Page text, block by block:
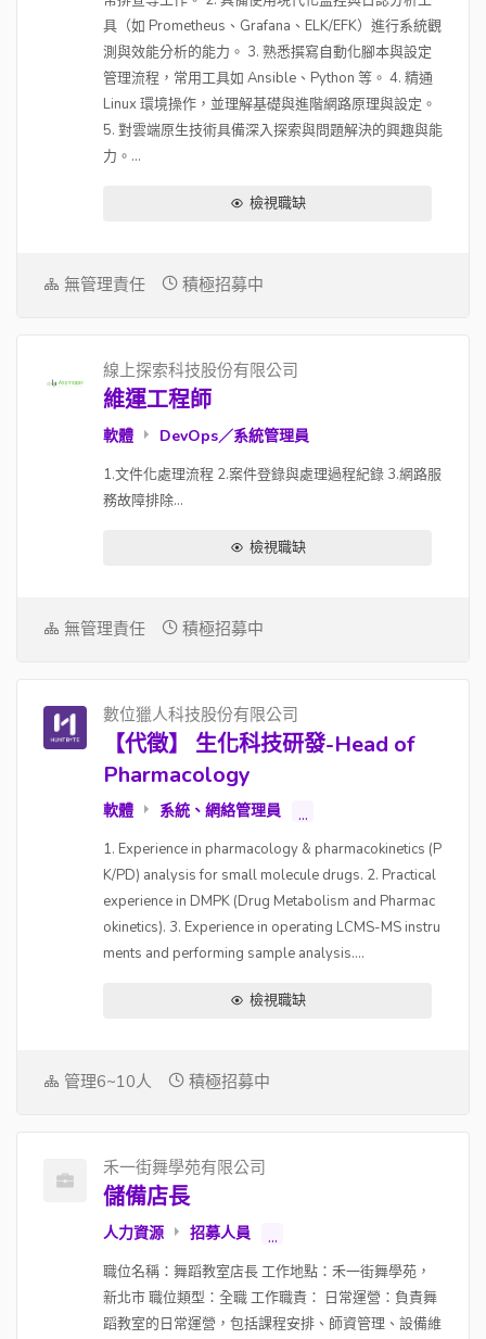
具（如 Prometheus、Grafana、ELK/EFK）進行系統觀
測與效能分析的能力。 3. 熟悉撰寫自動化腳本與設定
管理流程，常用工具如 Ansible、Python 等。 4. 精通
Linux 環境操作，並理解基礎與進階網路原理與設定。
5. 對雲端原生技術具備深入探索與問題解決的興趣與能
力。...
檢視職缺
無管理責任 積極招募中
線上探索科技股份有限公司
維運工程師
軟體 DevOps／系統管理員
1.文件化處理流程 2.案件登錄與處理過程紀錄 3.網路服
務故障排除...
檢視職缺
無管理責任 積極招募中
數位獵人科技股份有限公司
【代徵】 生化科技研發-Head of
Pharmacology
軟體 系統、網絡管理員 ...
1. Experience in pharmacology & pharmacokinetics (P
K/PD) analysis for small molecule drugs. 2. Practical
experience in DMPK (Drug Metabolism and Pharmac
okinetics). 3. Experience in operating LCMS-MS instru
ments and performing sample analysis....
檢視職缺
管理6~10人 積極招募中
禾一街舞學苑有限公司
儲備店長
人力資源 招募人員 ...
職位名稱：舞蹈教室店長 工作地點：禾一街舞學苑，
新北市 職位類型：全職 工作職責： 日常運營：負責舞
蹈教室的日常運營，包括課程安排、師資管理、設備維